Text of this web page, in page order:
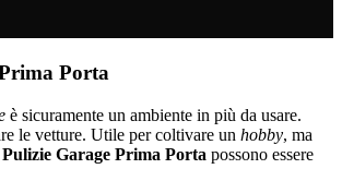
Porta
è sicuramente un ambiente in più da usare.
le vetture. Utile per coltivare un hobby, ma
Pulizie Garage Prima Porta possono essere